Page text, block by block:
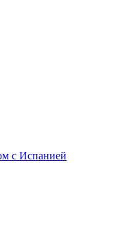
с Испанией